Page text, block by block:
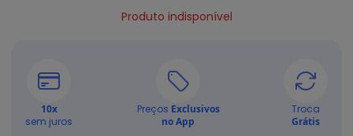
Produto indisponível
10x
sem juros
Preços Exclusivos
no App
Troca
Grátis